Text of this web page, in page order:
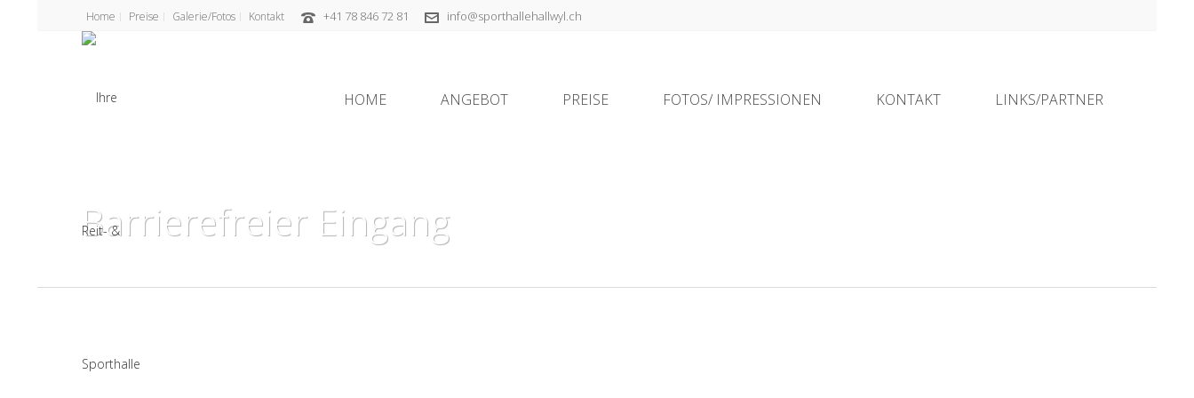
Home Preise Galerie/Fotos Kontakt +41 78 846 72 81 info@sporthallehallwyl.ch
HOME ANGEBOT PREISE FOTOS/ IMPRESSIONEN KONTAKT LINKS/PARTNER
Barrierefreier Eingang